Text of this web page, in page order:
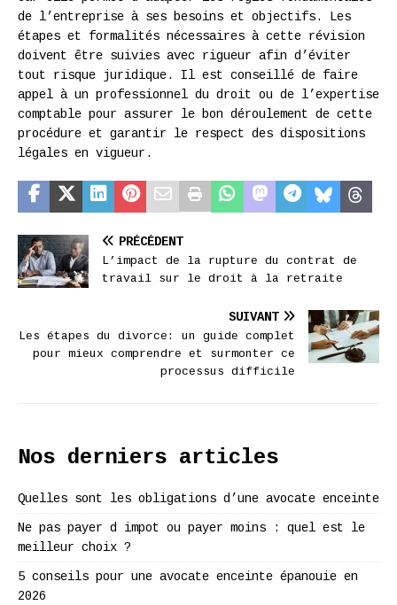
de l’entreprise à ses besoins et objectifs. Les
étapes et formalités nécessaires à cette révision
doivent être suivies avec rigueur afin d’éviter
tout risque juridique. Il est conseillé de faire
appel à un professionnel du droit ou de l’expertise
comptable pour assurer le bon déroulement de cette
procédure et garantir le respect des dispositions
légales en vigueur.
PRÉCÉDENT
L’impact de la rupture du contrat de
travail sur le droit à la retraite
SUIVANT
Les étapes du divorce: un guide complet
pour mieux comprendre et surmonter ce
processus difficile
Nos derniers articles
Quelles sont les obligations d’une avocate enceinte
Ne pas payer d impot ou payer moins : quel est le
meilleur choix ?
5 conseils pour une avocate enceinte épanouie en
2026